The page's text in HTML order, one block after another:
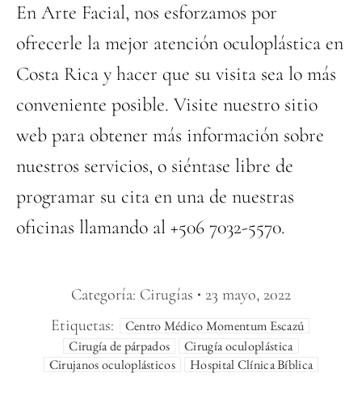
En Arte Facial, nos esforzamos por
ofrecerle la mejor atención oculoplástica en
Costa Rica y hacer que su visita sea lo más
conveniente posible. Visite nuestro sitio
web para obtener más información sobre
nuestros servicios, o siéntase libre de
programar su cita en una de nuestras
oficinas llamando al +506 7032-5570.
Categoría: Cirugías
23 mayo, 2022
Etiquetas:
Centro Médico Momentum Escazú
Cirugía de párpados
Cirugía oculoplástica
Cirujanos oculoplásticos
Hospital Clínica Bíblica